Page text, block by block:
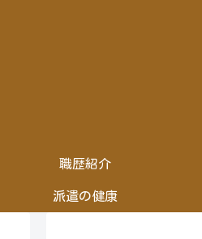
職歴紹介
派遣の健康